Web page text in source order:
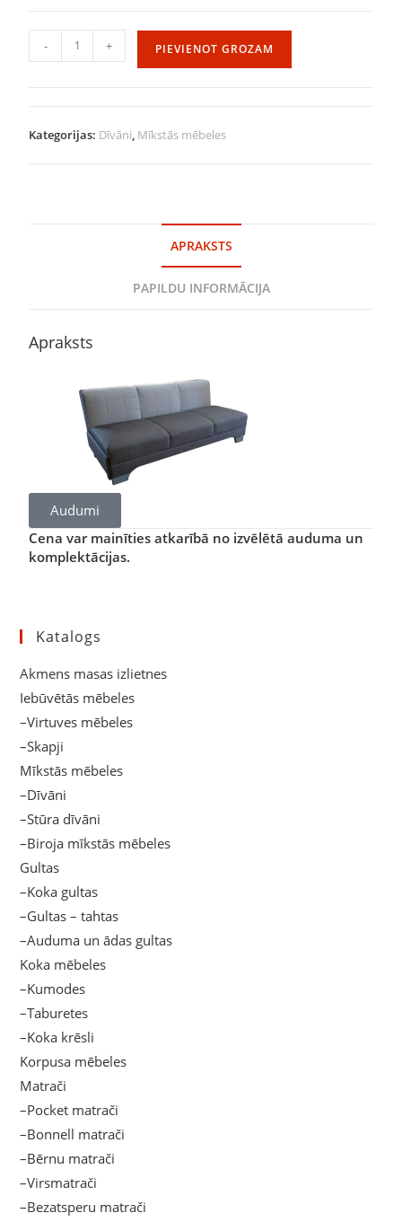
- + PIEVIENOT GROZAM
Kategorijas: Dīvāni, Mīkstās mēbeles
APRAKSTS
PAPILDU INFORMĀCIJA
Apraksts
Audumi
Cena var mainīties atkarībā no izvēlētā auduma un
komplektācijas.
Katalogs
Akmens masas izlietnes
Iebūvētās mēbeles
–Virtuves mēbeles
–Skapji
Mīkstās mēbeles
–Dīvāni
–Stūra dīvāni
–Biroja mīkstās mēbeles
Gultas
–Koka gultas
–Gultas – tahtas
–Auduma un ādas gultas
Koka mēbeles
–Kumodes
–Taburetes
–Koka krēsli
Korpusa mēbeles
Matrači
–Pocket matrači
–Bonnell matrači
–Bērnu matrači
–Virsmatrači
–Bezatsperu matrači